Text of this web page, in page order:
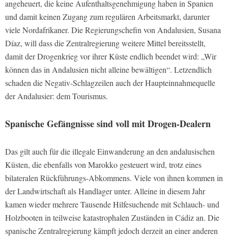
angeheuert, die keine Aufenthaltsgenehmigung haben in Spanien
und damit keinen Zugang zum regulären Arbeitsmarkt, darunter
viele Nordafrikaner. Die Regierungschefin von Andalusien, Susana
Díaz, will dass die Zentralregierung weitere Mittel bereitsstellt,
damit der Drogenkrieg vor ihrer Küste endlich beendet wird: „Wir
können das in Andalusien nicht alleine bewältigen“. Letzendlich
schaden die Negativ-Schlagzeilen auch der Haupteinnahmequelle
der Andalusier: dem Tourismus.
Spanische Gefängnisse sind voll mit Drogen-Dealern
Das gilt auch für die illegale Einwanderung an den andalusischen
Küsten, die ebenfalls von Marokko gesteuert wird, trotz eines
bilateralen Rückführungs-Abkommens. Viele von ihnen kommen in
der Landwirtschaft als Handlager unter. Alleine in diesem Jahr
kamen wieder mehrere Tausende Hilfesuchende mit Schlauch- und
Holzbooten in teilweise katastrophalen Zuständen in Cádiz an. Die
spanische Zentralregierung kämpft jedoch derzeit an einer anderen